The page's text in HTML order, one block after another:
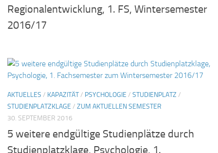
Regionalentwicklung, 1. FS, Wintersemester
2016/17
AKTUELLES / KAPAZITÄT/ PSYCHOLOGIE / STUDIENPLATZ /
STUDIENPLATZKLAGE / ZUM AKTUELLEN SEMESTER
30. SEPTEMBER 2016
5 weitere endgültige Studienplätze durch
Studienplatzklage, Psychologie, 1.